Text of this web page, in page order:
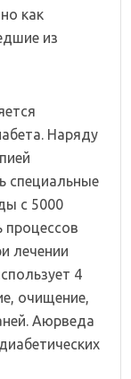
как
из
Наряду
специальные
с 5000
процессов
лечении
4
очищение,
Аюрведа